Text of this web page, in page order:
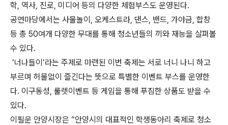
학, 역사, 진로, 미디어 등의 다양한 체험부스도 운영된다.
공연마당에서는 사물놀이, 오케스트라, 댄스, 밴드, 가야금, 합창
등 총 50여개 다양한 무대를 통해 청소년들의 끼와 재능을 살펴볼
수 있다.
‘너나들이’라는 주제로 마련된 이번 축제는 서로 너니 나니 하고
부르며 허물없이 즐긴다는 뜻으로 특별한 이벤트 부스를 운영한
다. 이구동성, 룰렛이벤트 등 게임을 통해 푸짐한 상품도 받을 수
있다.
이필운 안양시장은 “안양시의 대표적인 학생동아리 축제로 청소